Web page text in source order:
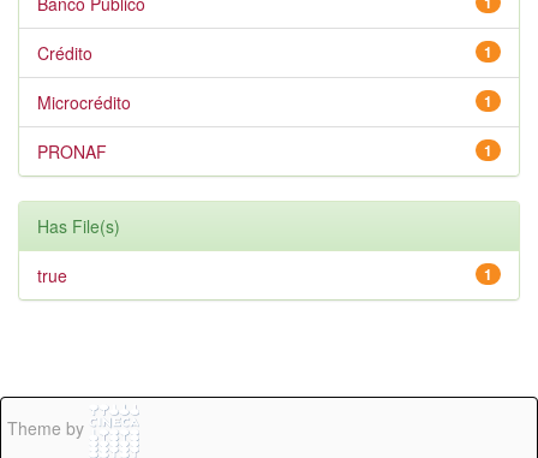
1
Crédito
1
Microcrédito
1
PRONAF
Has File(s)
1
true
Theme by